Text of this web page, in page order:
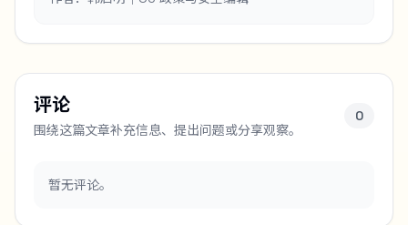
评论
围绕这篇文章补充信息、提出问题或分享观察。
0
暂无评论。